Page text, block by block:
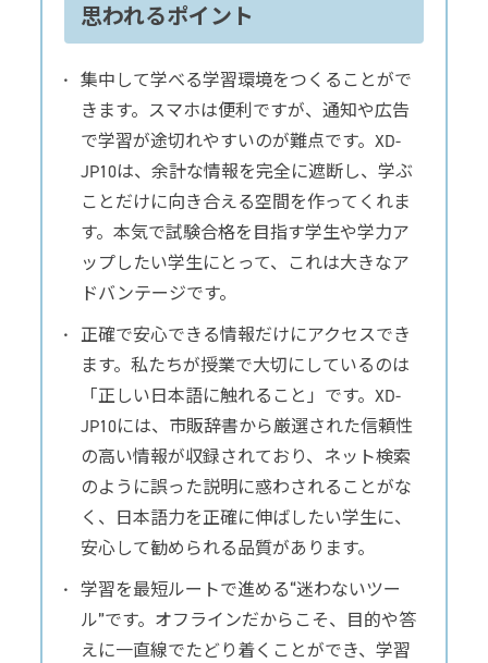
思われるポイント
集中して学べる学習環境をつくることがで
きます。スマホは便利ですが、通知や広告
で学習が途切れやすいのが難点です。XD-
JP10は、余計な情報を完全に遮断し、学ぶ
ことだけに向き合える空間を作ってくれま
す。本気で試験合格を目指す学生や学力ア
ップしたい学生にとって、これは大きなア
ドバンテージです。
正確で安心できる情報だけにアクセスでき
ます。私たちが授業で大切にしているのは
「正しい日本語に触れること」です。XD-
JP10には、市販辞書から厳選された信頼性
の高い情報が収録されており、ネット検索
のように誤った説明に惑わされることがな
く、日本語力を正確に伸ばしたい学生に、
安心して勧められる品質があります。
学習を最短ルートで進める“迷わないツー
ル”です。オフラインだからこそ、目的や答
えに一直線でたどり着くことができ、学習